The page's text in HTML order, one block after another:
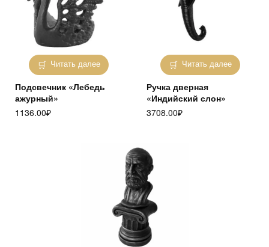
Читать далее
Подсвечник «Лебедь
ажурный»
1136.00₽
Читать далее
Ручка дверная
«Индийский слон»
3708.00₽